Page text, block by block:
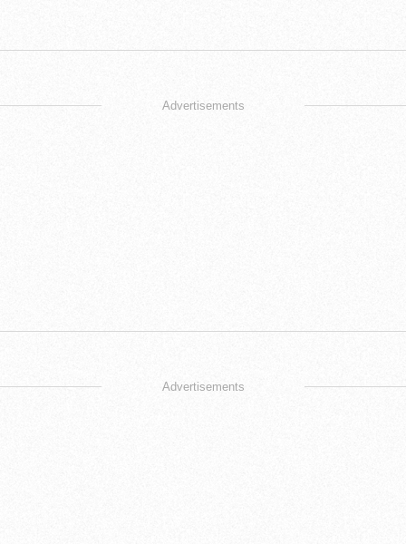
Advertisements
Advertisements